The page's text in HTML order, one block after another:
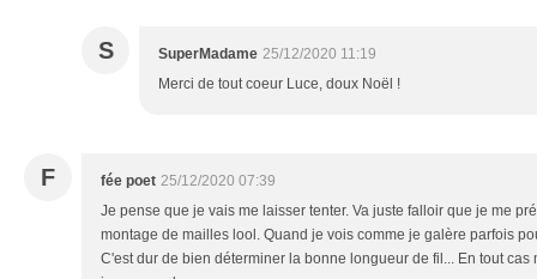
S SuperMadame 25/12/2020 11:19
Merci de tout coeur Luce, doux Noël !
F fée poet 25/12/2020 07:39
Je pense que je vais me laisser tenter. Va juste falloir que je me
montage de mailles lool. Quand je vois comme je galère parfois
C'est dur de bien déterminer la bonne longueur de fil... En tout